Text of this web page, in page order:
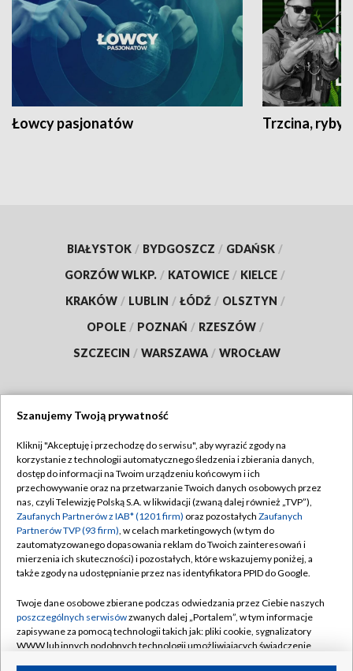
Łowcy pasjonatów Trzcina, ryby
BIAŁYSTOK / BYDGOSZCZ / GDAŃSK /
GORZÓW WLKP. / KATOWICE / KIELCE /
KRAKÓW / LUBLIN / ŁÓDŹ / OLSZTYN /
OPOLE / POZNAŃ / RZESZÓW /
SZCZECIN / WARSZAWA / WROCŁAW
TVP
Abonament TVP
Emisja w TVP
Centrum informacji TVP
Naziemna Telewizja Cyfrowa
Rada Programowa
System NOS
Informacje o nadawcy
Regulamin TVP
Polityka prywatności
Moje zgody
Pomoc
Kontakt
Szanujemy Twoją prywatność
Kliknij "Akceptuję i przechodzę do serwisu", aby wyrazić zgody na
korzystanie z technologii automatycznego śledzenia i zbierania danych,
dostęp do informacji na Twoim urządzeniu końcowym i ich
przechowywanie oraz na przetwarzanie Twoich danych osobowych przez
nas, czyli Telewizję Polską S.A. w likwidacji (zwaną dalej również „TVP”),
Zaufanych Partnerów z IAB* (1201 firm) oraz pozostałych Zaufanych
Partnerów TVP (93 firm), w celach marketingowych (w tym do
zautomatyzowanego dopasowania reklam do Twoich zainteresowań i
mierzenia ich skuteczności) i pozostałych, które wskazujemy poniżej, a
także zgody na udostępnianie przez nas identyfikatora PPID do Google.
Twoje dane osobowe zbierane podczas odwiedzania przez Ciebie naszych
poszczególnych serwisówzwanych dalej „Portalem”, w tym informacje
zapisywane za pomocą technologii takich jak: pliki cookie, sygnalizatory
WWW lub innych podobnych technologii umożliwiających świadczenie